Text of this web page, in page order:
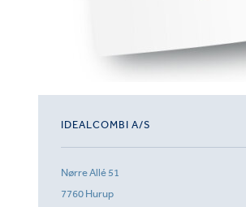
IDEALCOMBI A/S
Nørre Allé 51
7760 Hurup